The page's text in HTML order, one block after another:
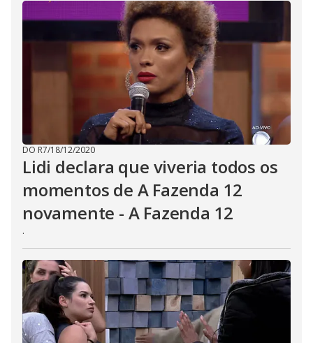
DO R7/18/12/2020
Lidi declara que viveria todos os
momentos de A Fazenda 12
novamente - A Fazenda 12
.